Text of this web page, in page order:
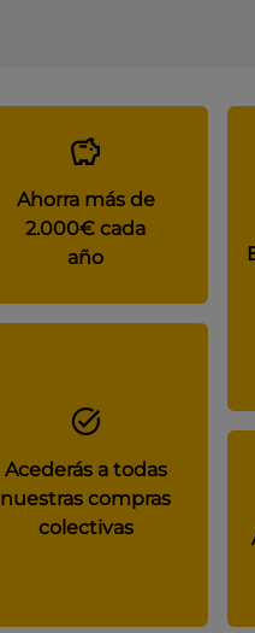
Ahorra más de
2.000€ cada
año
Acederás a todas
nuestras compras
colectivas